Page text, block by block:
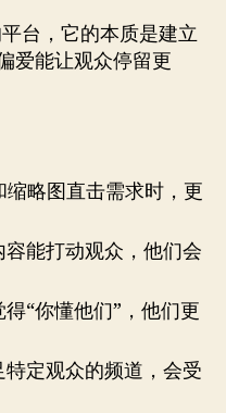
台，它的本质是建立
爱能让观众停留更
缩略图直击需求时，更
容能打动观众，他们会
得“你懂他们”，他们更
特定观众的频道，会受